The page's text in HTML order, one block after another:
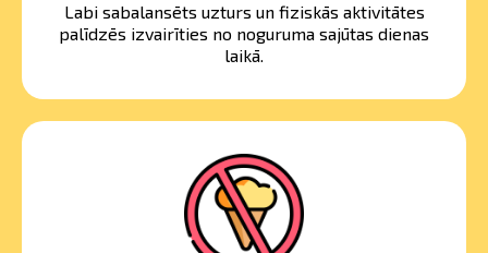
Labi sabalansēts uzturs un fiziskās aktivitātes
palīdzēs izvairīties no noguruma sajūtas dienas
laikā.